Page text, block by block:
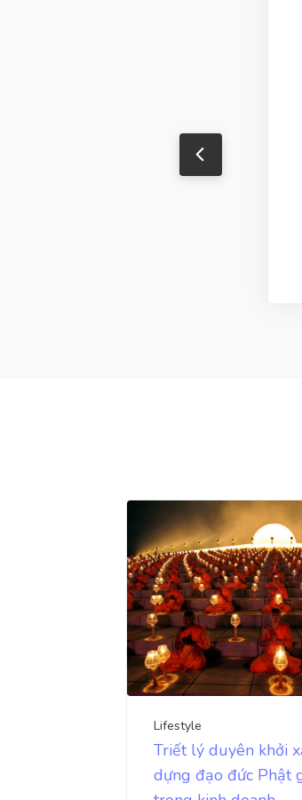
tôi
Lifestyle
Triết lý duyên khởi
dựng đạo đức Phật